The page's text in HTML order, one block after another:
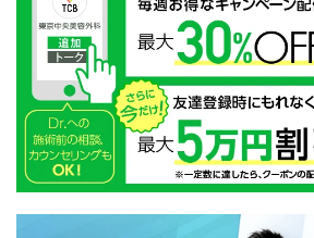
・Cookie等の技術を用いたアクセス
関する情報の収集、分析
・閲覧記録等から趣味・嗜好を分析
の広告に利用するため
・お問い合わせ又はご意見の内容確
め
・患者様のサービス利用状況の分析
・広告、宣伝、マーケティングのため